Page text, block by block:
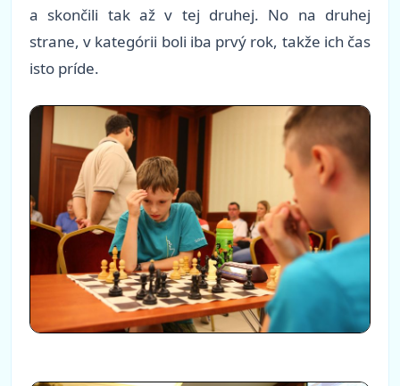
a skončili tak až v tej druhej. No na druhej
strane, v kategórii boli iba prvý rok, takže ich čas
isto príde.